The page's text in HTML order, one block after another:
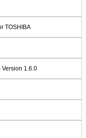
TOSHIBA
1.6.0